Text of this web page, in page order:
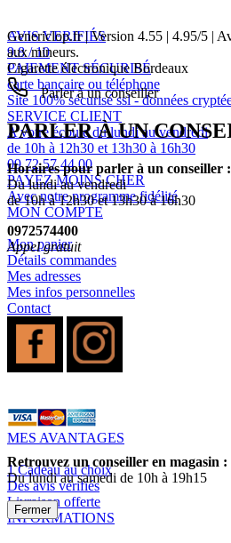
AVIS VERIFIÉS
9.8 / 10
PAIEMENT SÉCURISÉ
carte bancaire ou téléphone
Site 100% sécurisé ssl - données
SERVICE CLIENT
A votre écoute du lundi au vendredi
de 10h à 12h30 et 13h30 à 16h30
09 72 57 44 00
PAYEZ MOINS CHER
Avec notre programme fidélité
MON COMPTE
Mon panier
Détails commandes
Mes adresses
Mes infos personnelles
Contact
MES AVANTAGES
1 Cadeau au choix
Des avis vérifiés
Livraison offerte
INFORMATIONS
Genericlop.fr|Version 4.55 | 4.95/5 |
aux mineurs.
Cigarette électronique Bordeaux
Parler à un conseiller
PARLER À UN
Horaires pour parler à un conseiller :
Du lundi au vendredi
de 10h à 12h30 et 13h30 à 16h30
0972574400
Appel gratuit
Retrouvez un conseiller en magasin :
Du lundi au samedi de 10h à 19h15
Fermer